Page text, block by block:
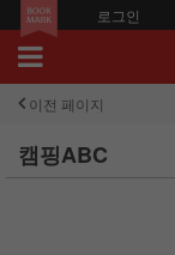
로그인
이전 페이지
캠핑ABC